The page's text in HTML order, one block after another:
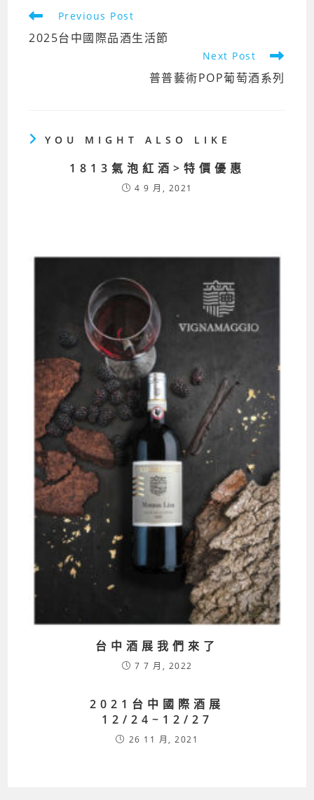
o
o
n
k
Previous Post
2025台中國際品酒生活節
Next Post
普普藝術POP葡萄酒系列
YOU MIGHT ALSO LIKE
1813氣泡紅酒>特價優惠
4 9 月, 2021
台中酒展我們來了
7 7 月, 2022
2021台中國際酒展
12/24~12/27
26 11 月, 2021